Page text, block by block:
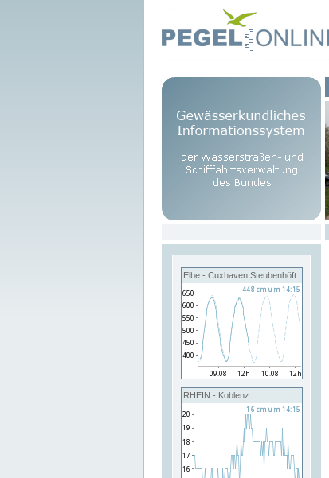
Elbe - Cuxhaven Steubenhöft
RHEIN - Koblenz